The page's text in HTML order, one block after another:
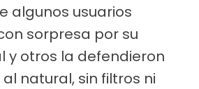
algunos usuarios
sorpresa por su
y otros la defendieron
natural, sin filtros ni